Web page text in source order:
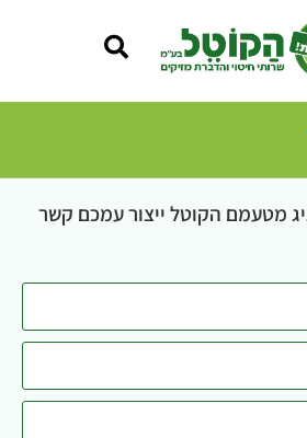
מטעמם הקוטל ייצור עמכם קשר